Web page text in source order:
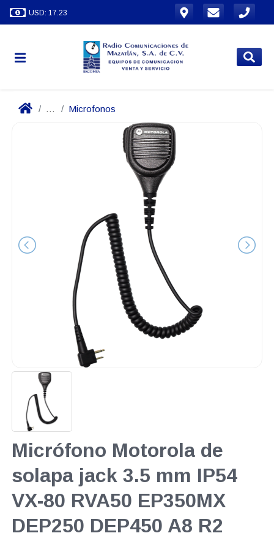
USD: 17.23
... Microfonos
Micrófono Motorola de
solapa jack 3.5 mm IP54
VX-80 RVA50 EP350MX
DEP250 DEP450 A8 R2